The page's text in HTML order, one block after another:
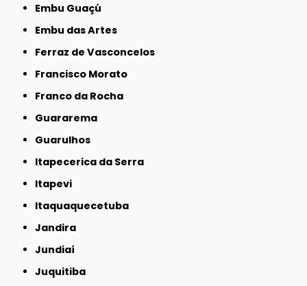
Embu Guaçú
Embu das Artes
Ferraz de Vasconcelos
Francisco Morato
Franco da Rocha
Guararema
Guarulhos
Itapecerica da Serra
Itapevi
Itaquaquecetuba
Jandira
Jundiaí
Juquitiba